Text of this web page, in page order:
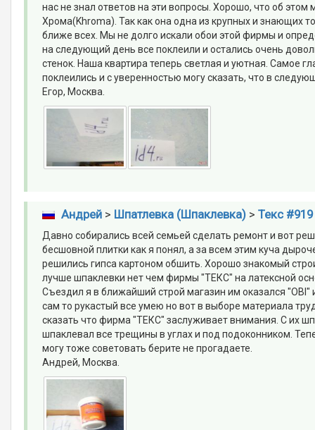
нас не знал ответов на эти вопросы. Хорошо, что об
Хрома(Khroma). Так как она одна из крупных и знающих
ближе всех. Мы не долго искали обои этой фирмы и
на следующий день все поклеили и остались очень
стенок. Наша квартира теперь светлая и уютная. Самое
поклеились и с уверенностью могу сказать, что в
Егор, Москва.
Андрей> Шпатлевка (Шпаклевка)> Текс #919
Давно собирались всей семьей сделать ремонт и вот
бесшовной плитки как я понял, а за всем этим куча
решились гипса картоном обшить. Хорошо знакомый
лучше шпаклевки нет чем фирмы "ТЕКС" на латексной
Съездил я в ближайший строй магазин им оказался
сам то рукастый все умею но вот в выборе материала
сказать что фирма "ТЕКС" заслуживает внимания. С их
шпаклевал все трещины в углах и под подоконником.
могу тоже советовать берите не прогадаете.
Андрей, Москва.